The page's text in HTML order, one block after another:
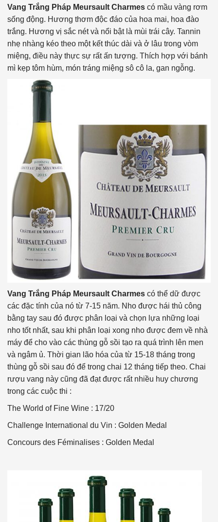
Vang Trắng Pháp Meursault Charmes có mầu vàng rơm
sống động. Hương thơm độc đáo của hoa mai, hoa đào
trắng. Hương vị sắc nét và nổi bật là mùi trái cây. Tannin
nhẹ nhàng kéo theo một kết thúc dài và ở lâu trong vòm
miệng, điều này thực sự rất ấn tượng. Thích hợp với bánh
mì kẹp tôm hùm, món tráng miệng sô cô la, gan ngỗng.
Vang Trắng Pháp Meursault Charmes có thể dữ được
các đặc tính của nó từ 7-15 năm. Nho được hái thủ công
bằng tay sau đó được phân loại và chọn lựa những loại
nho tốt nhất, sau khi phân loại xong nho được đem về nhà
máy để cho vào các thùng gỗ sồi tạo ra quá trình lên men
và ngâm ủ. Thời gian lão hóa của từ 15-18 tháng trong
thùng gỗ sồi sau đó để trong chai 12 tháng tiếp theo. Chai
rượu vang này cũng đã đạt được rất nhiều huy chương
trong các cuộc thi :
The World of Fine Wine : 17/20
Challenge International du Vin : Golden Medal
Concours des Féminalises : Golden Medal